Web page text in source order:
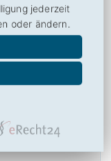
Einschätzung! So
von
weiteren Nutzen.
jederzeit
oder ändern.